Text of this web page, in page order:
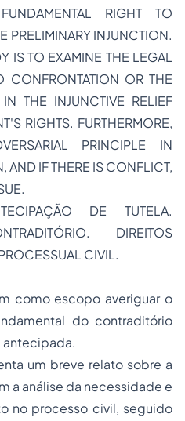
RIGHT TO
PRELIMINARY INJUNCTION.
IS TO EXAMINE THE LEGAL
CONFRONTATION OR THE
THE INJUNCTIVE RELIEF
RIGHTS. FURTHERMORE,
PRINCIPLE IN
AND IF THERE IS CONFLICT,
DE TUTELA.
DIREITOS
CIVIL.
escopo averiguar o
do contraditório
antecipada.
um breve relato sobre a
a análise da necessidade e
no processo civil, seguido